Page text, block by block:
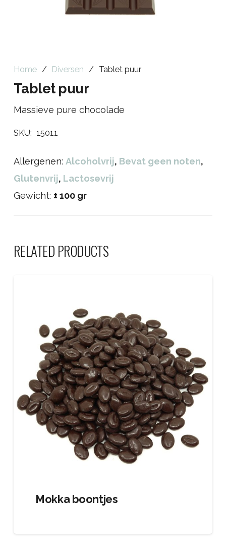
Home / Diversen / Tablet puur
Tablet puur
Massieve pure chocolade
SKU: 15011
Allergenen: Alcoholvrij, Bevat geen noten,
Glutenvrij, Lactosevrij
Gewicht: ± 100 gr
RELATED PRODUCTS
Mokka boontjes